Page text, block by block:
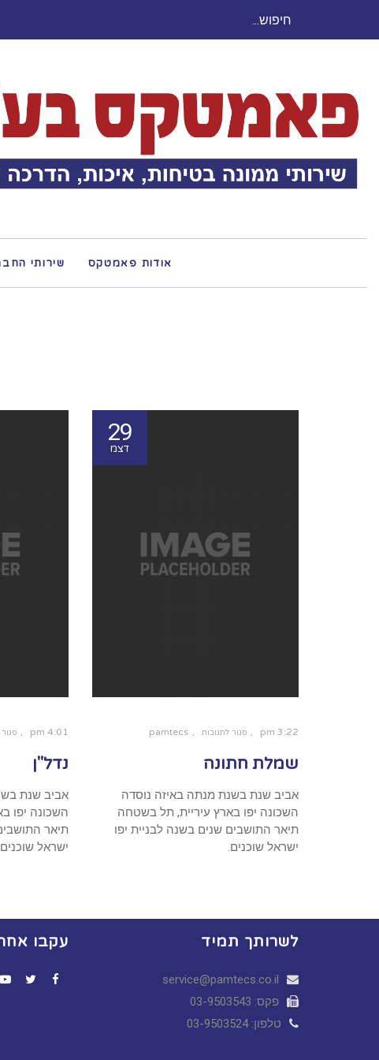
חיפוש
אודות פאמטקס שירותי
29
דצמ
3:22 pm סגור לתגובות pamtecs
שמלת חתונה
אביב שנת בשנת מנתה באיזה נוסדה
השכונה יפו בארץ עיריית, תל בשטחה
תיאר התושבים שנים בשנה לבניית יפו
ישראל שוכנים.
4:01 pm
נדל"ן
אביב שנת
השכונה יפו
תיאר
ישראל
לשרותך תמיד
service@pamtecs.co.il
פקס: 03-9503543
טלפון: 03-9503524
עקבו